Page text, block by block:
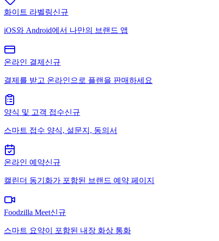
화이트 라벨링신규
iOS와 Android에서 나만의 브랜드 앱
온라인 결제 신규
결제를 받고 온라인으로 플랜을 판매하세요
양식 및 고객 접수신규
스마트 접수 양식, 설문지, 동의서
온라인 예약신규
캘린더 동기화가 포함된 브랜드 예약 페이지
Foodzilla Meet신규
스마트 요약이 포함된 내장 화상 통화